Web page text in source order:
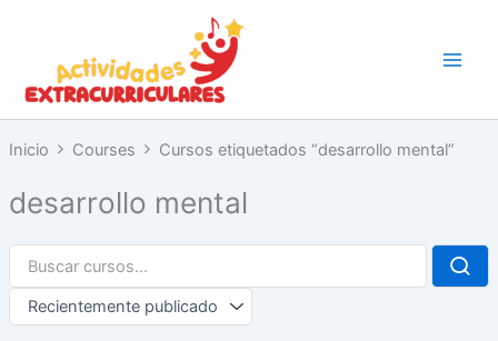
contenido
Inicio Courses Cursos etiquetados “desarrollo mental”
desarrollo mental